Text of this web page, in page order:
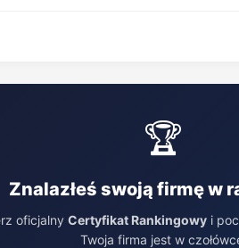
🏆
Znalazłeś swoją firmę w
oficjalny Certyfikat Rankingowyi
Twoja firma jest w